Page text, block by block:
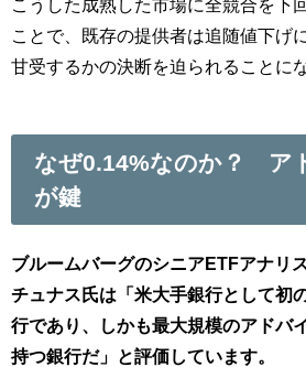
こうした成熟した市場に全競合を下
ことで、既存の提供者は追随値下げ
甘受するかの決断を迫られることに
なぜ0.14%なのか？ ア
が鍵
ブルームバーグのシニアETFアナリ
チュナス氏は「米大手銀行として初
行であり、しかも最大規模のアドバ
持つ銀行だ」と評価しています。